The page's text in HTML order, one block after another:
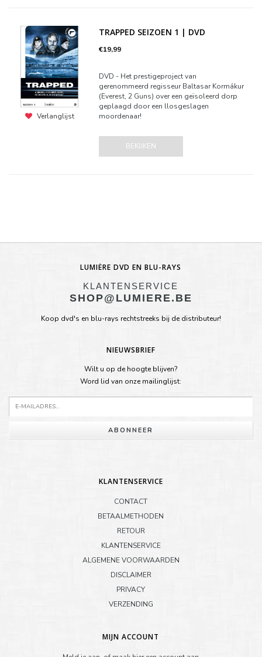
Verlanglijst
TRAPPED SEIZOEN 1 | DVD
€19,99
DVD - Het prestigeproject van
gerenommeerd regisseur Baltasar Kormákur
(Everest, 2 Guns) over een geïsoleerd dorp
geplaagd door een llosgeslagen
moordenaar!
BEKIJKEN
LUMIÈRE DVD EN BLU-RAYS
KLANTENSERVICE
SHOP@LUMIERE.BE
Koop dvd's en blu-rays rechtstreeks bij de distributeur!
NIEUWSBRIEF
Wilt u op de hoogte blijven?
Word lid van onze mailinglijst:
ABONNEER
KLANTENSERVICE
CONTACT
BETAALMETHODEN
RETOUR
KLANTENSERVICE
ALGEMENE VOORWAARDEN
DISCLAIMER
PRIVACY
VERZENDING
MIJN ACCOUNT